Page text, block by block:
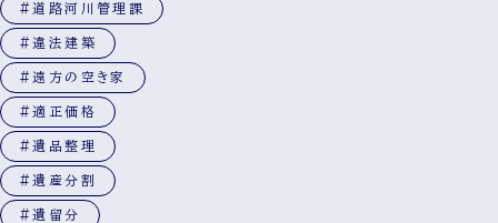
#道路河川管理課
#違法建築
#遠方の空き家
#適正価格
#遺品整理
#遺産分割
#遺留分